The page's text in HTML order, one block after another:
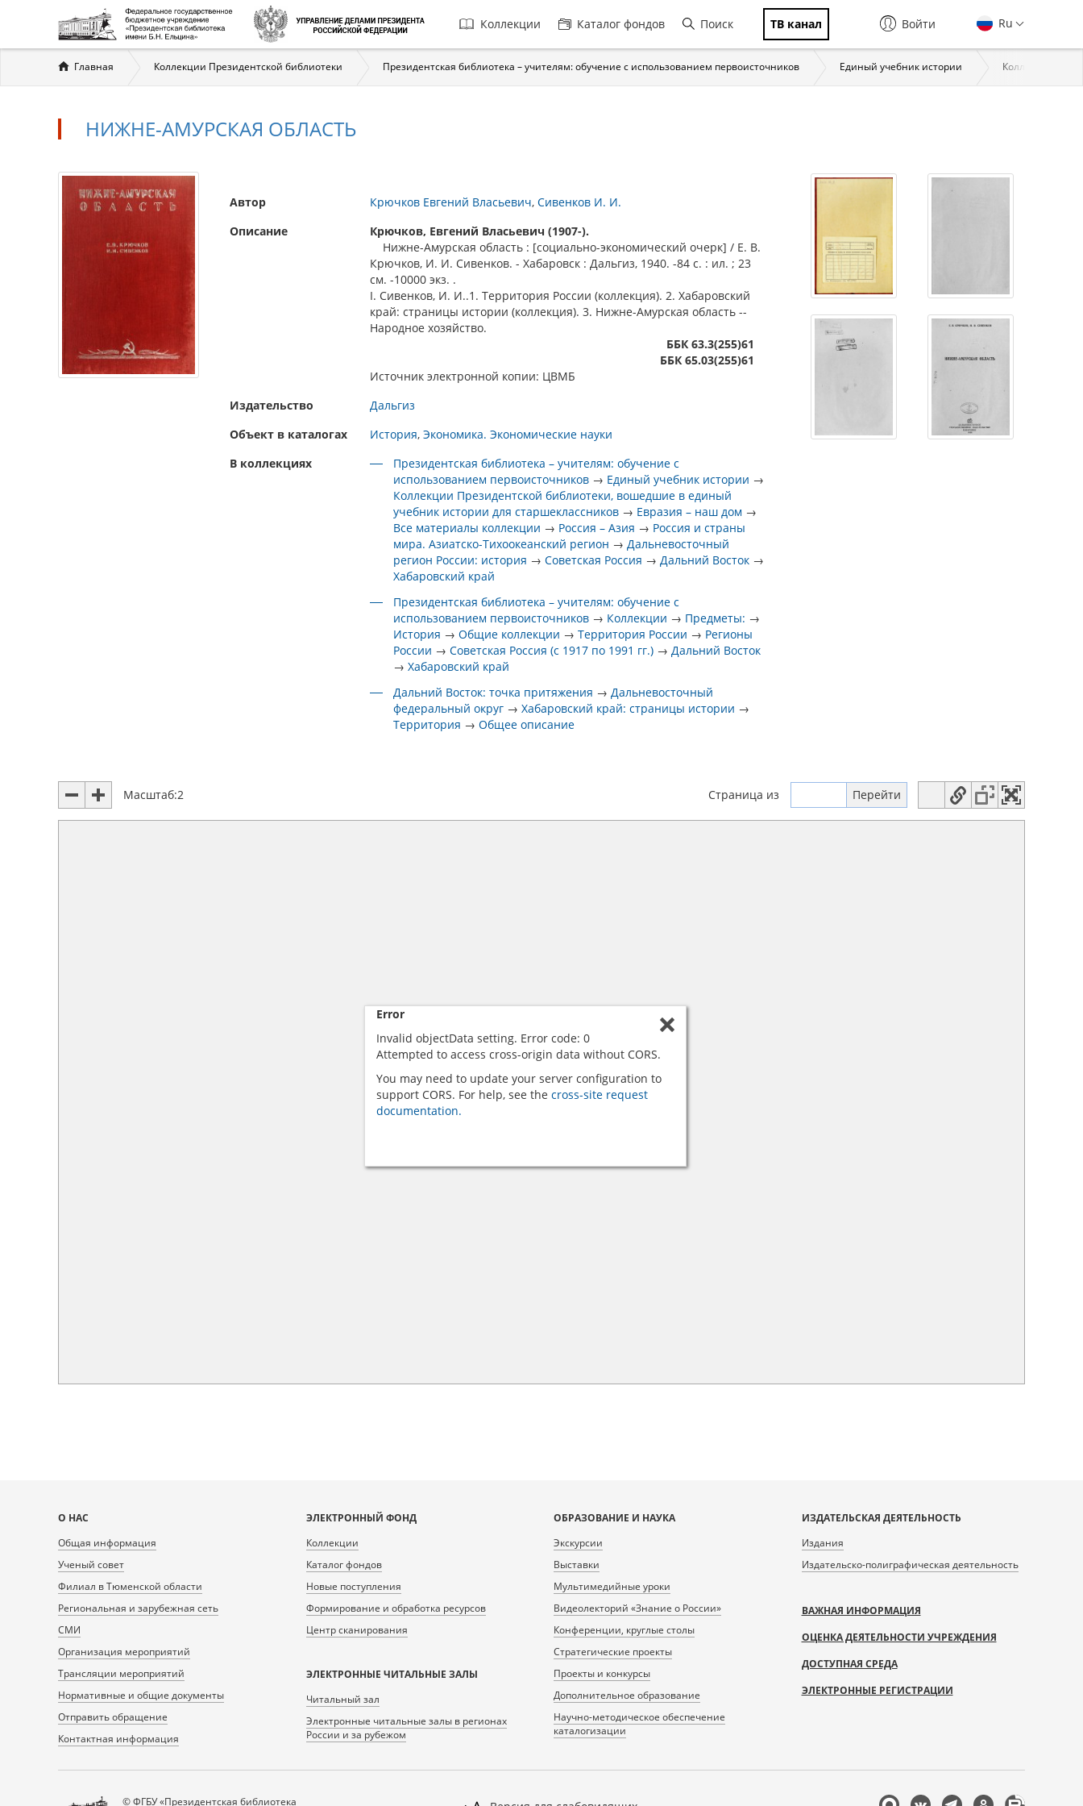
Главная
навигация
Коллекции Каталог фондов Поиск ТВ канал Ru
Войти
Вы
здесь
Главная Коллекции Президентской библиотеки Президентская библиотека – учителям: обучение с использованием первоисточников Единый учебник истории Коллекции
НИЖНЕ-АМУРСКАЯ ОБЛАСТЬ
Автор Крючков Евгений Власьевич Сивенков И. И.
Описание
Крючков, Евгений Власьевич (1907-).
Нижне-Амурская область : [социально-экономический очерк] / Е. В.
Крючков, И. И. Сивенков. - Хабаровск : Дальгиз, 1940. -84 с. : ил. ; 23
см. -10000 экз. .
I. Сивенков, И. И..1. Территория России (коллекция). 2. Хабаровский
край: страницы истории (коллекция). 3. Нижне-Амурская область --
Народное хозяйство.
ББК 63.3(255)61
ББК 65.03(255)61
Источник электронной копии: ЦВМБ
Издательство
Дальгиз
Объект в каталогах
История Экономика. Экономические науки
В коллекциях
Президентская библиотека – учителям: обучение с
использованием первоисточников → Единый учебник истории →
Коллекции Президентской библиотеки, вошедшие в единый
учебник истории для старшеклассников → Евразия – наш дом →
Все материалы коллекции → Россия – Азия → Россия и страны
мира. Азиатско-Тихоокеанский регион →Дальневосточный
регион России: история →Советская Россия →Дальний Восток →
Хабаровский край
Президентская библиотека – учителям: обучение с
использованием первоисточников → Коллекции → Предметы: →
История →Общие коллекции →Территория России → Регионы
России →Советская Россия (с 1917 по 1991 гг.) →Дальний Восток
→Хабаровский край
Дальний Восток: точка притяжения →Дальневосточный
федеральный округ →Хабаровский край: страницы истории →
Территория →Общее описание
Масштаб:2 Страница из
Error
Invalid objectData setting. Error code: 0
Attempted to access cross-origin data without CORS.
You may need to update your server configuration to
support CORS. For help, see the cross-site request
documentation.
Карта
сайта
О НАС
Общая информация
Ученый совет
Филиал в Тюменской области
Региональная и зарубежная сеть
СМИ
Организация мероприятий
Трансляции мероприятий
Нормативные и общие документы
Отправить обращение
Контактная информация
ЭЛЕКТРОННЫЙ ФОНД
Коллекции
Каталог фондов
Новые поступления
Формирование и обработка ресурсов
Центр сканирования
ЭЛЕКТРОННЫЕ ЧИТАЛЬНЫЕ ЗАЛЫ
Читальный зал
Электронные читальные залы в регионах
России и за рубежом
ОБРАЗОВАНИЕ И НАУКА
Экскурсии
Выставки
Мультимедийные уроки
Видеолекторий «Знание о России»
Конференции, круглые столы
Стратегические проекты
Проекты и конкурсы
Дополнительное образование
Научно-методическое обеспечение
каталогизации
ИЗДАТЕЛЬСКАЯ ДЕЯТЕЛЬНОСТЬ
Издания
Издательско-полиграфическая деятельность
ВАЖНАЯ ИНФОРМАЦИЯ
ОЦЕНКА ДЕЯТЕЛЬНОСТИ УЧРЕЖДЕНИЯ
ДОСТУПНАЯ СРЕДА
ЭЛЕКТРОННЫЕ РЕГИСТРАЦИИ
© ФГБУ «Президентская библиотека